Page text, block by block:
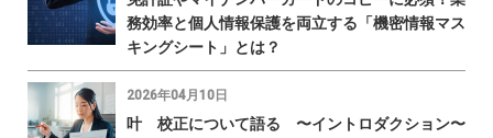
務効率と個人情報保護を両立する「機密情報マス
キングシート」とは？
2026年04月10日
叶 校正について語る 〜イントロダクション〜